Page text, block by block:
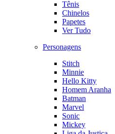
Tênis
Chinelos
Papetes
Ver Tudo
Personagens
Stitch
Minnie
Hello Kitty
Homem Aranha
Batman
Marvel
Sonic
Mickey